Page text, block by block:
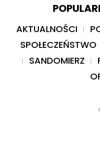
AKTUALNOŚCI
SPOŁECZEŃSTWO
SANDOMIERZ